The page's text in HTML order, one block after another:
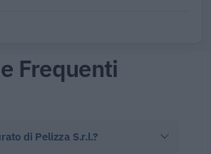
Frequenti
di Pelizza S.r.l.?